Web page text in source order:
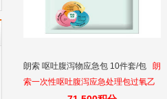
朗索 呕吐腹泻物应急包 10件套/包
朗
索一次性呕吐腹泻应急处理包过氧乙